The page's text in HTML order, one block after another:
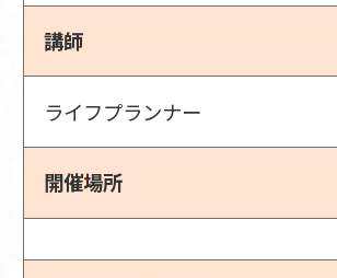
講師
ライフプランナー
開催場所